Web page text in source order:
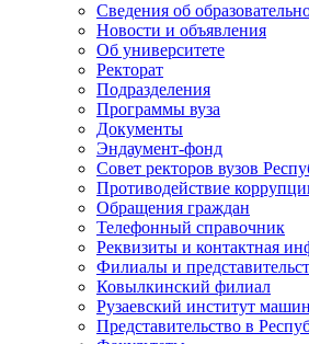
Сведения об
Новости и объявления
Об университете
Ректорат
Подразделения
Программы вуза
Документы
Эндаумент-фонд
Совет ректоров вузов
Противодействие
Обращения граждан
Телефонный справочник
Реквизиты и контактная
Филиалы и
Ковылкинский филиал
Рузаевский институт
Представительство в